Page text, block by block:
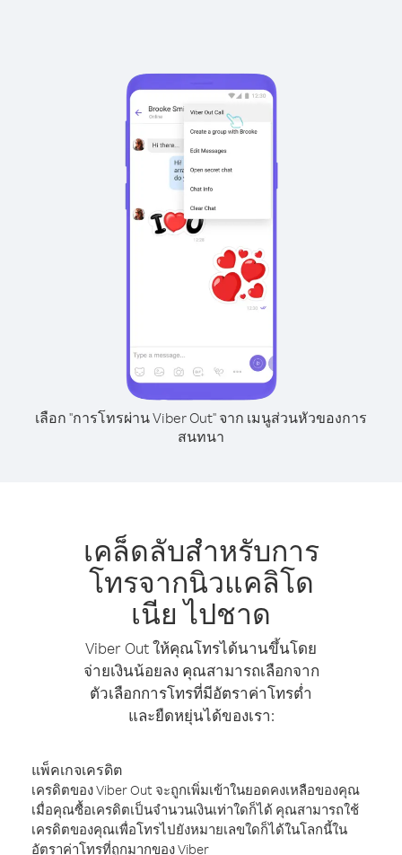
เลือก "การโทรผ่าน Viber Out" จาก เมนูส่วนหัวของการ
สนทนา
เคล็ดลับสำหรับการ
โทรจากนิวแคลิโด
เนีย ไปชาด
Viber Out ให้คุณโทรได้นานขึ้นโดย
จ่ายเงินน้อยลง คุณสามารถเลือกจาก
ตัวเลือกการโทรที่มีอัตราค่าโทรต่ำ
และยืดหยุ่นได้ของเรา:
แพ็คเกจเครดิต
เครดิตของ Viber Out จะถูกเพิ่มเข้าในยอดคงเหลือของคุณ
เมื่อคุณซื้อเครดิตเป็นจำนวนเงินเท่าใดก็ได้ คุณสามารถใช้
เครดิตของคุณเพื่อโทรไปยังหมายเลขใดก็ได้ในโลกนี้ใน
อัตราค่าโทรที่ถูกมากของ Viber